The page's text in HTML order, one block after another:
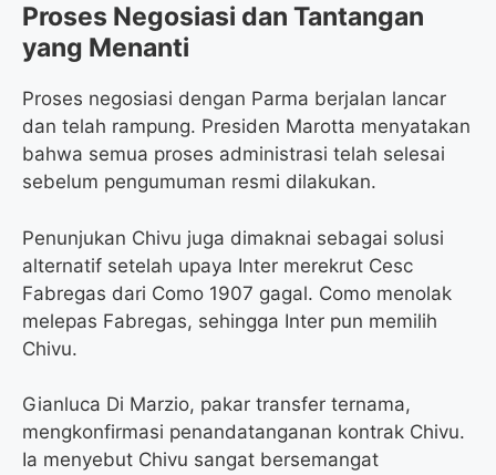
Proses Negosiasi dan Tantangan
yang Menanti
Proses negosiasi dengan Parma berjalan lancar
dan telah rampung. Presiden Marotta menyatakan
bahwa semua proses administrasi telah selesai
sebelum pengumuman resmi dilakukan.
Penunjukan Chivu juga dimaknai sebagai solusi
alternatif setelah upaya Inter merekrut Cesc
Fabregas dari Como 1907 gagal. Como menolak
melepas Fabregas, sehingga Inter pun memilih
Chivu.
Gianluca Di Marzio, pakar transfer ternama,
mengkonfirmasi penandatanganan kontrak Chivu.
Ia menyebut Chivu sangat bersemangat